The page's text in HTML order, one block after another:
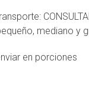
mediano y
en porciones